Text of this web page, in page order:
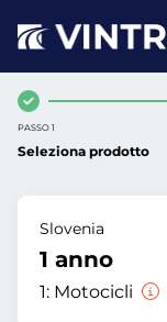
PASSO 1
Seleziona prodotto
Slovenia
1 anno
1: Motocicli